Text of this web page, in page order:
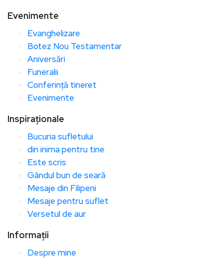
Evenimente
Evanghelizare
Botez Nou Testamentar
Aniversări
Funeralii
Conferință tineret
Evenimente
Inspiraționale
Bucuria sufletului
din inima pentru tine
Este scris
Gândul bun de seară
Mesaje din Filipeni
Mesaje pentru suflet
Versetul de aur
Informații
Despre mine